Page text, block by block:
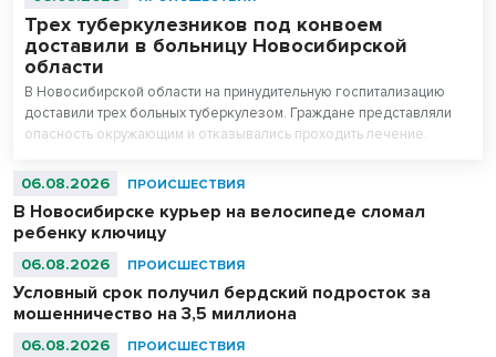
Трех туберкулезников под конвоем
доставили в больницу Новосибирской
области
В Новосибирской области на принудительную госпитализацию
доставили трех больных туберкулезом. Граждане представляли
опасность окружающим и отказывались проходить лечение.
06.08.2026 ПРОИСШЕСТВИЯ
В Новосибирске курьер на велосипеде сломал
ребенку ключицу
06.08.2026 ПРОИСШЕСТВИЯ
Условный срок получил бердский подросток за
мошенничество на 3,5 миллиона
06.08.2026 ПРОИСШЕСТВИЯ